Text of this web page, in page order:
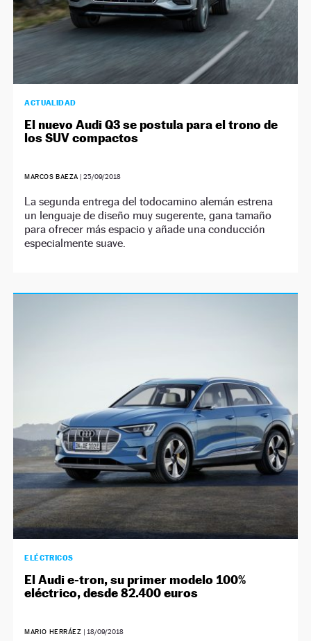
ACTUALIDAD
El nuevo Audi Q3 se postula para el trono de
los SUV compactos
MARCOS BAEZA |25/09/2018
La segunda entrega del todocamino alemán estrena
un lenguaje de diseño muy sugerente, gana tamaño
para ofrecer más espacio y añade una conducción
especialmente suave.
ELÉCTRICOS
El Audi e-tron, su primer modelo 100%
eléctrico, desde 82.400 euros
MARIO HERRÁEZ | 18/09/2018